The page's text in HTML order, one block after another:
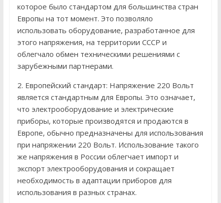
которое было стандартом для большинства стран
Европы на тот момент. Это позволяло
использовать оборудование, разработанное для
этого напряжения, на территории СССР и
облегчало обмен техническими решениями с
зарубежными партнерами.
2. Европейский стандарт: Напряжение 220 Вольт
является стандартным для Европы. Это означает,
что электрооборудование и электрические
приборы, которые производятся и продаются в
Европе, обычно предназначены для использования
при напряжении 220 Вольт. Использование такого
же напряжения в России облегчает импорт и
экспорт электрооборудования и сокращает
необходимость в адаптации приборов для
использования в разных странах.